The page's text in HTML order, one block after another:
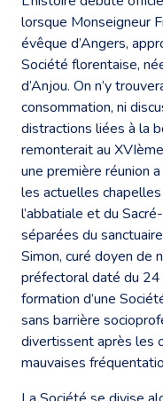
lorsque Monseigneur
évêque d’Angers,
Société florentaise,
d’Anjou. On n’y
consommation, ni
distractions liées à la
remonterait au
une première réunion
les actuelles
l’abbatiale et du
séparées du
Simon, curé doyen de
préfectoral daté du
formation d’une
sans barrière
divertissent après les
mauvaises